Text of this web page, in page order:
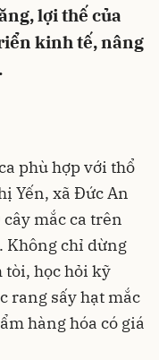
lợi thế của
kinh tế, nâng
phù hợp với thổ
Yến, xã Đức An
mắc ca trên
Không chỉ dừng
tòi, học hỏi kỹ
rang sấy hạt mắc
hàng hóa có giá
Hủy Gửi